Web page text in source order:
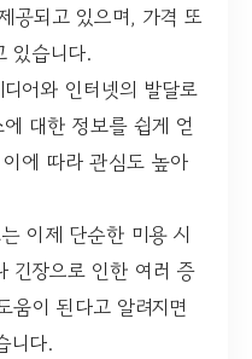
공되고 있으며, 가격 또
있습니다.
어와 인터넷의 발달로
대한 정보를 쉽게 얻
에 따라 관심도 높아
이제 단순한 미용 시
긴장으로 인한 여러 증
이 된다고 알려지면
니다.